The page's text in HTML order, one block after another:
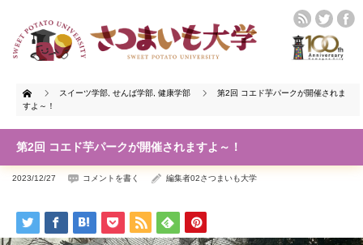
Home スイーツ学部, せんば学部, 健康学部
第2回 コエド芋パークが開催されま
すよ～！
第2回 コエド芋パークが開催されますよ～！
2023/12/27 コメントを書く 編集者02さつまいも大学